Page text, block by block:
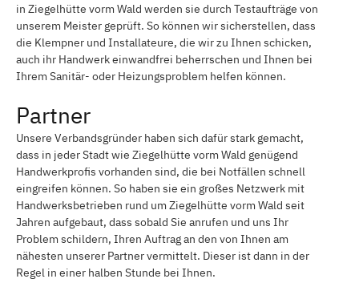
in Ziegelhütte vorm Wald werden sie durch Testaufträge von
unserem Meister geprüft. So können wir sicherstellen, dass
die Klempner und Installateure, die wir zu Ihnen schicken,
auch ihr Handwerk einwandfrei beherrschen und Ihnen bei
Ihrem Sanitär- oder Heizungsproblem helfen können.
Partner
Unsere Verbandsgründer haben sich dafür stark gemacht,
dass in jeder Stadt wie Ziegelhütte vorm Wald genügend
Handwerkprofis vorhanden sind, die bei Notfällen schnell
eingreifen können. So haben sie ein großes Netzwerk mit
Handwerksbetrieben rund um Ziegelhütte vorm Wald seit
Jahren aufgebaut, dass sobald Sie anrufen und uns Ihr
Problem schildern, Ihren Auftrag an den von Ihnen am
nähesten unserer Partner vermittelt. Dieser ist dann in der
Regel in einer halben Stunde bei Ihnen.